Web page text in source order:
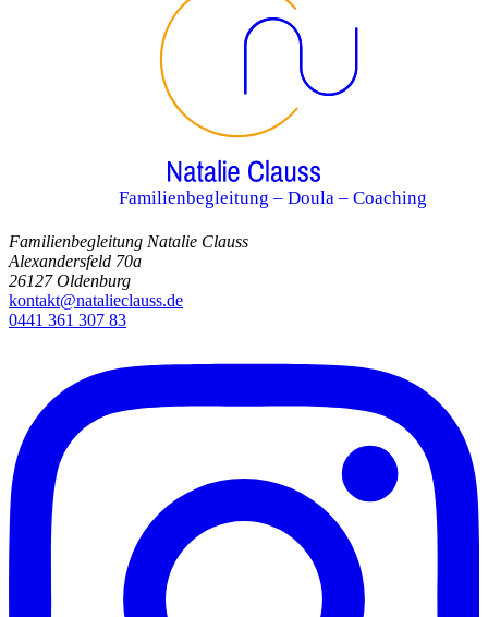
Familienbegleitung – Doula – Coaching
Familienbegleitung Natalie Clauss
Alexandersfeld 70a
26127 Oldenburg
kontakt@natalieclauss.de
0441 361 307 83